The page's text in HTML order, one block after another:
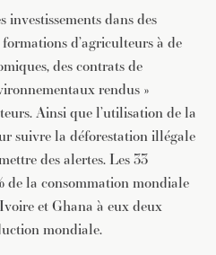
investissements dans des
d’agriculteurs à de
des contrats de
rendus »
Ainsi que l’utilisation de la
suivre la déforestation illégale
des alertes. Les 33
de la consommation mondiale
et Ghana à eux deux
mondiale.